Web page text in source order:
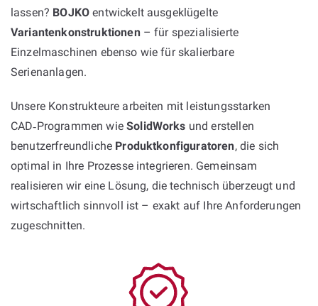
lassen? BOJKO entwickelt ausgeklügelte
Variantenkonstruktionen– für spezialisierte
Einzelmaschinen ebenso wie für skalierbare
Serienanlagen.
Unsere Konstrukteure arbeiten mit leistungsstarken
CAD‑Programmen wieSolidWorks und erstellen
benutzerfreundliche Produktkonfiguratoren, die sich
optimal in Ihre Prozesse integrieren. Gemeinsam
realisieren wir eine Lösung, die technisch überzeugt und
wirtschaftlich sinnvoll ist – exakt auf Ihre Anforderungen
zugeschnitten.